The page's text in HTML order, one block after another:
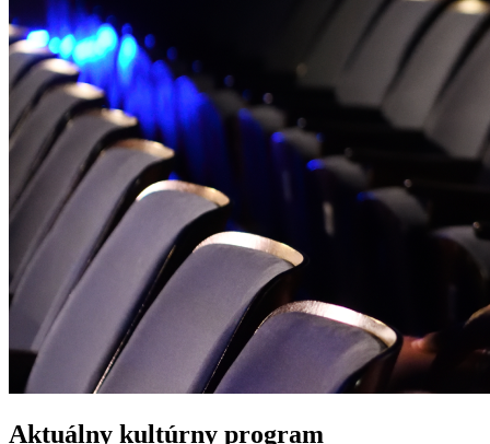
Aktuálny kultúrny program